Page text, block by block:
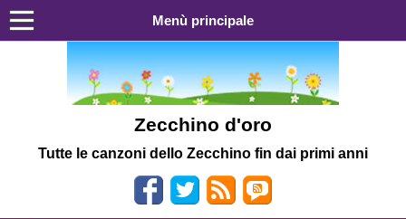
Menù principale
Zecchino d'oro
Tutte le canzoni dello Zecchino fin dai primi anni